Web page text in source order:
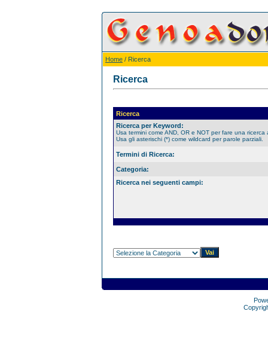
Home / Ricerca
Ricerca
Ricerca
Ricerca per Keyword:
Usa termini come AND, OR e NOT per fare una ricerca
Usa gli asterischi (*) come wildcard per parole parziali.
Termini di Ricerca:
Categoria:
Ricerca nei seguenti campi: